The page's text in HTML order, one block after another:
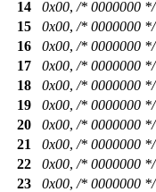
14
0x00, /* 0000000 */
15
0x00, /* 0000000 */
16
0x00, /* 0000000 */
17
0x00, /* 0000000 */
18
0x00, /* 0000000 */
19
0x00, /* 0000000 */
20
0x00, /* 0000000 */
21
0x00, /* 0000000 */
22
0x00, /* 0000000 */
23
0x00, /* 0000000 */